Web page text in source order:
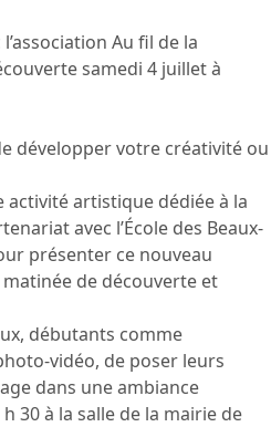
Au fil de la
samedi 4 juillet à
développer votre créativité ou
activité artistique dédiée à la
avec l’École des Beaux-
présenter ce nouveau
de découverte et
débutants comme
vidéo, de poser leurs
dans une ambiance
30 à la salle de la mairie de